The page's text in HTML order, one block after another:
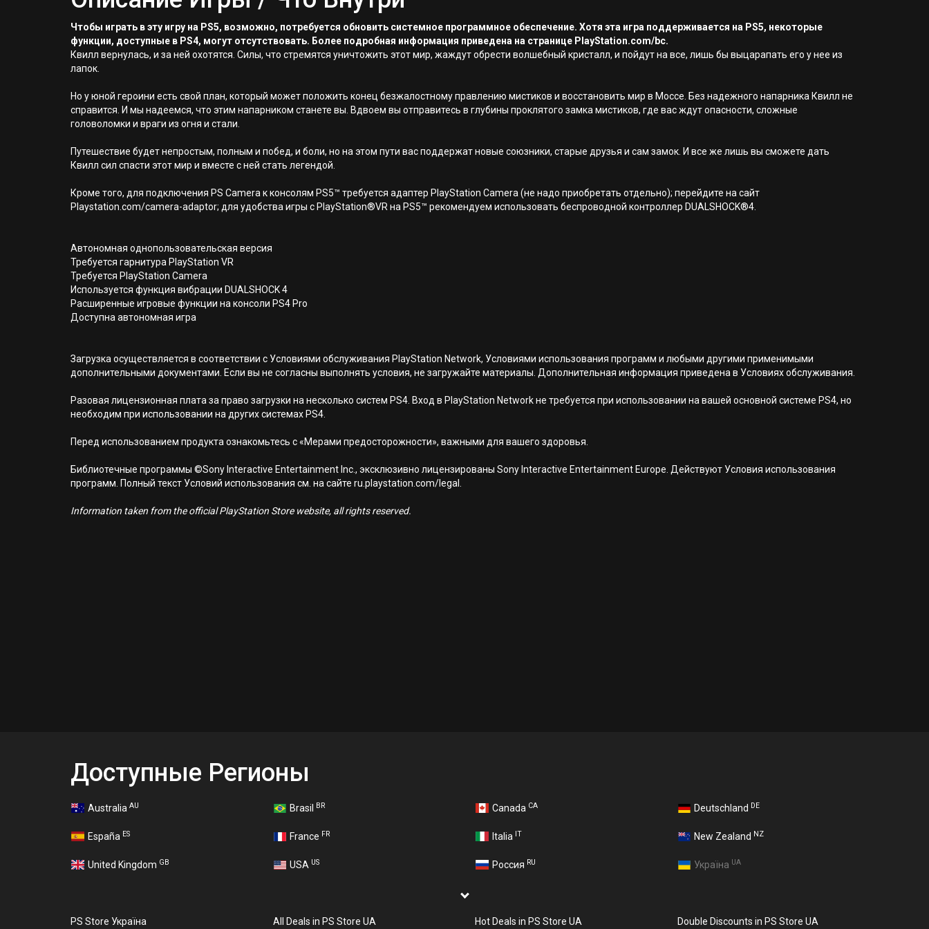
Чтобы играть в эту игру на PS5, возможно, потребуется обновить системное программное обеспечение. Хотя эта игра поддерживается на PS5, некоторые
функции, доступные в PS4, могут отсутствовать. Более подробная информация приведена на странице PlayStation.com/bc.
Квилл вернулась, и за ней охотятся. Силы, что стремятся уничтожить этот мир, жаждут обрести волшебный кристалл, и пойдут на все, лишь бы выцарапать его у нее из
лапок.
Но у юной героини есть свой план, который может положить конец безжалостному правлению мистиков и восстановить мир в Моссе. Без надежного напарника Квилл не
справится. И мы надеемся, что этим напарником станете вы. Вдвоем вы отправитесь в глубины проклятого замка мистиков, где вас ждут опасности, сложные
головоломки и враги из огня и стали.
Путешествие будет непростым, полным и побед, и боли, но на этом пути вас поддержат новые союзники, старые друзья и сам замок. И все же лишь вы сможете дать
Квилл сил спасти этот мир и вместе с ней стать легендой.
Кроме того, для подключения PS Camera к консолям PS5™ требуется адаптер PlayStation Camera (не надо приобретать отдельно); перейдите на сайт
Playstation.com/camera-adaptor; для удобства игры с PlayStation®VR на PS5™ рекомендуем использовать беспроводной контроллер DUALSHOCK®4.
Автономная однопользовательская версия
Требуется гарнитура PlayStation VR
Требуется PlayStation Camera
Используется функция вибрации DUALSHOCK 4
Расширенные игровые функции на консоли PS4 Pro
Доступна автономная игра
Загрузка осуществляется в соответствии с Условиями обслуживания PlayStation Network, Условиями использования программ и любыми другими применимыми
дополнительными документами. Если вы не согласны выполнять условия, не загружайте материалы. Дополнительная информация приведена в Условиях обслуживания.
Разовая лицензионная плата за право загрузки на несколько систем PS4. Вход в PlayStation Network не требуется при использовании на вашей основной системе PS4, но
необходим при использовании на других системах PS4.
Перед использованием продукта ознакомьтесь с «Мерами предосторожности», важными для вашего здоровья.
Библиотечные программы ©Sony Interactive Entertainment Inc., эксклюзивно лицензированы Sony Interactive Entertainment Europe. Действуют Условия использования
программ. Полный текст Условий использования см. на сайте ru.playstation.com/legal.
Information taken from the official PlayStation Store website, all rights reserved.
Доступные Регионы
Australia AU Brasil BR Canada CA Deutschland DE
España ES France FR Italia IT New Zealand NZ
United Kingdom GB USA US Россия RU Україна UA
PS Store Україна All Deals in PS Store UA Hot Deals in PS Store UA Double Discounts in PS Store UA